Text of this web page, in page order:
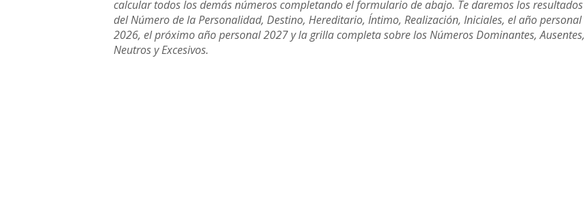
calcular todos los demás números completando el formulario de abajo. Te daremos los resultados
del Número de la Personalidad, Destino, Hereditario, Íntimo, Realización, Iniciales, el año personal
2026, el próximo año personal 2027 y la grilla completa sobre los Números Dominantes, Ausentes,
Neutros y Excesivos.